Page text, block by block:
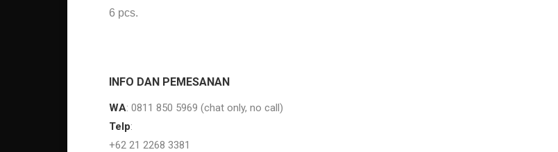
6 pcs.
INFO DAN PEMESANAN
WA: 0811 850 5969 (chat only, no call)
Telp:
+62 21 2268 3381